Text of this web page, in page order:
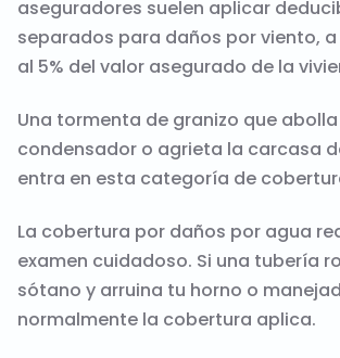
aseguradores suelen aplicar
separados para daños por viento, a
al 5% del valor asegurado de la
Una tormenta de granizo que
condensador o agrieta la carcasa
entra en esta categoría de
La cobertura por daños por agua
examen cuidadoso. Si una tubería
sótano y arruina tu horno o
normalmente la cobertura aplica.